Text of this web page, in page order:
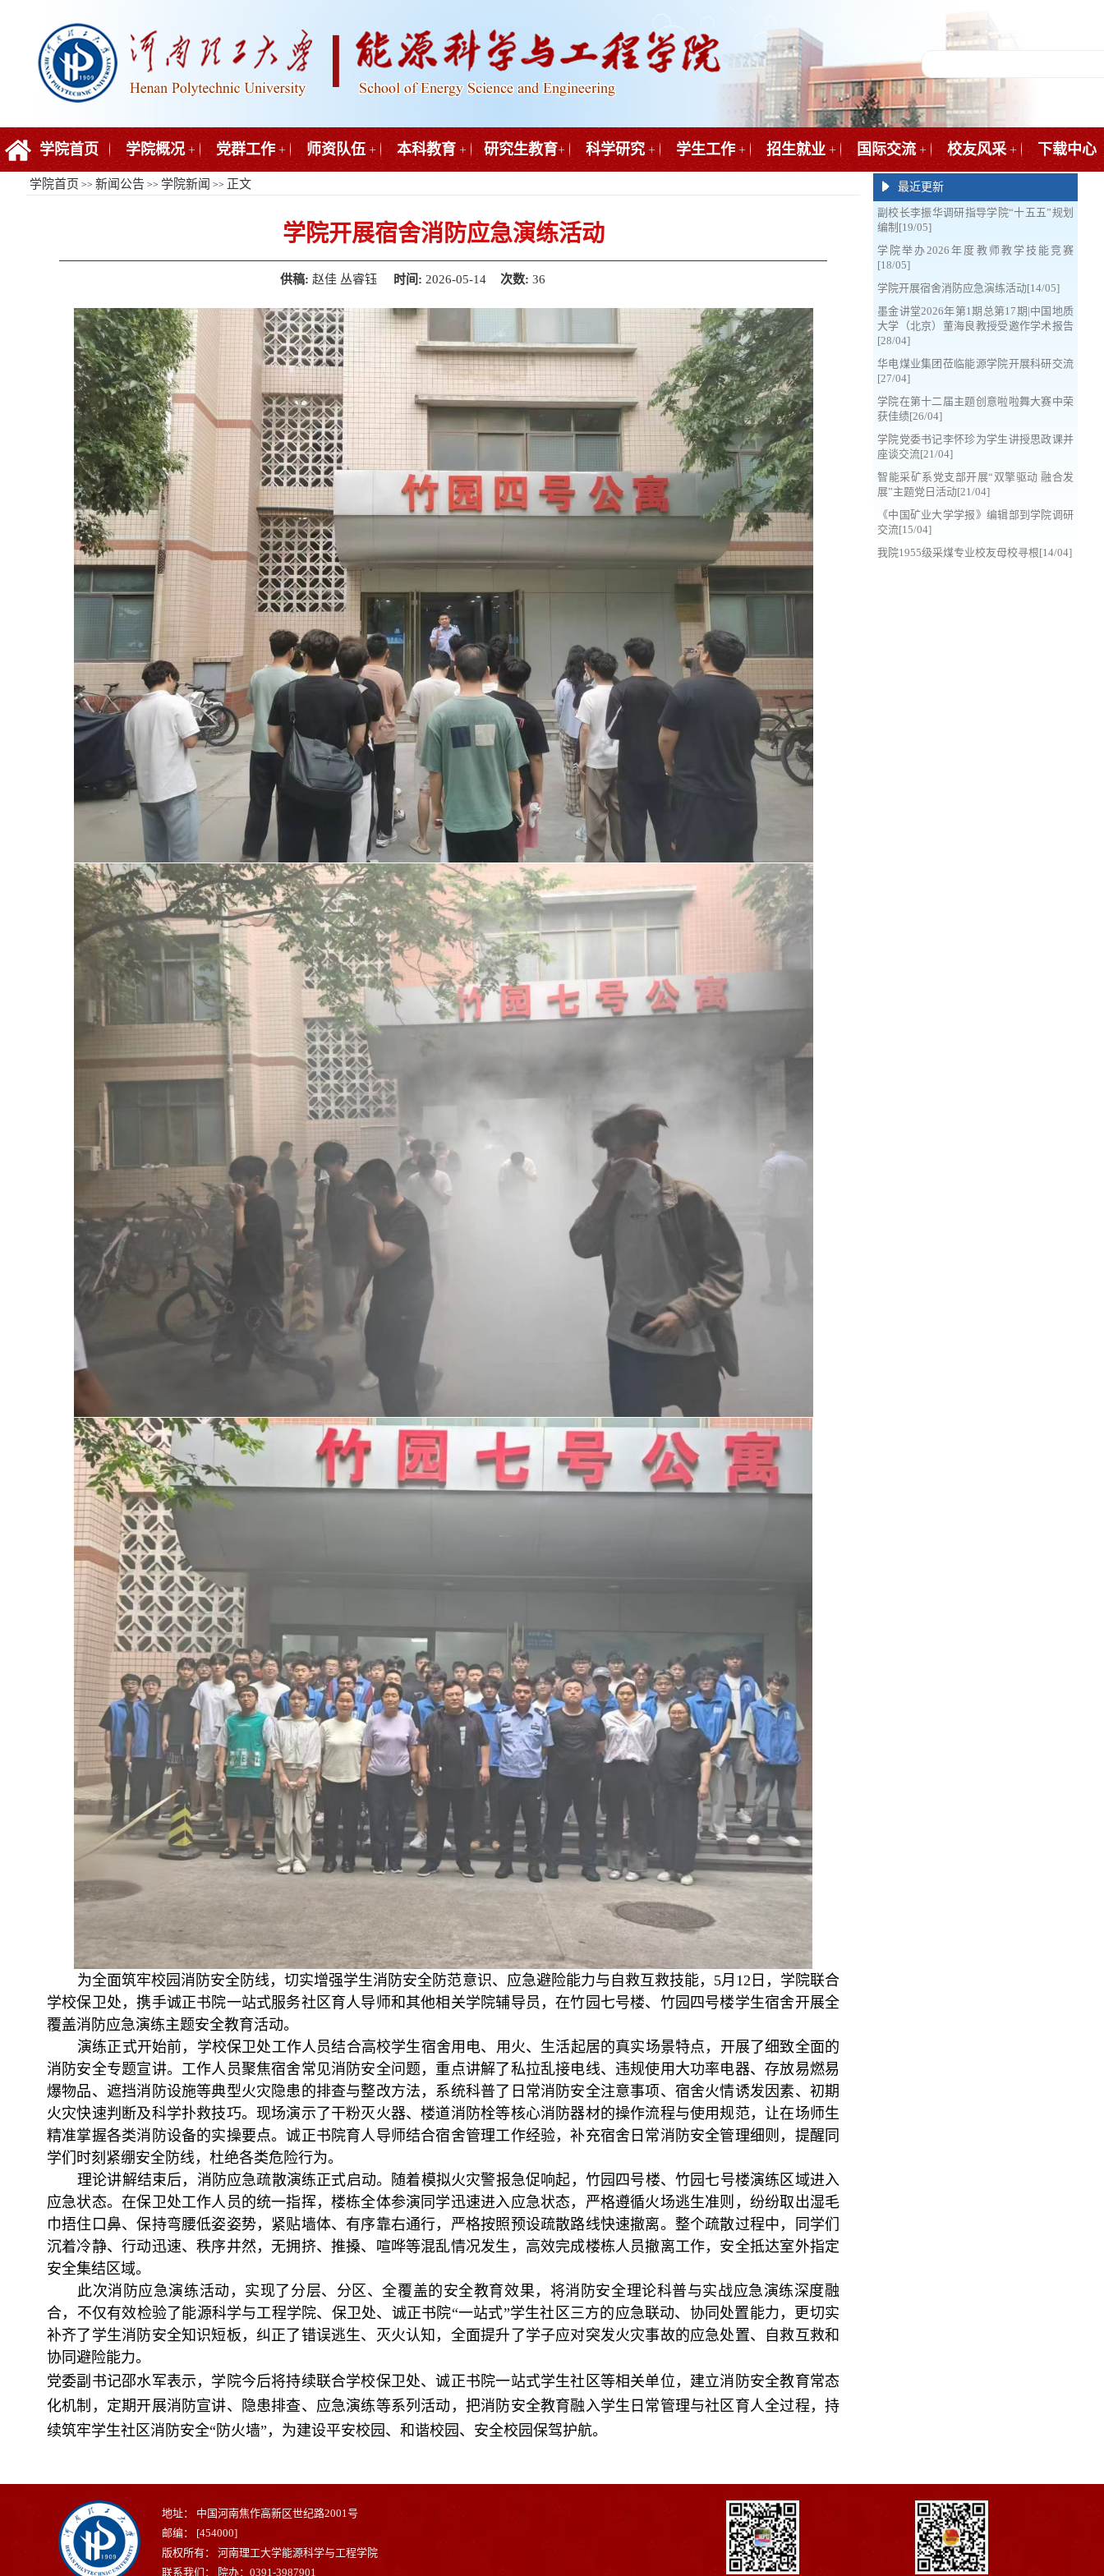
学院首页 学院概况 + 党群工作 + 师资队伍 + 本科教育 + 研究生教育+ 科学研究 + 学生工作 + 招生就业 + 国际交流 + 校友风采 + 下载中心
学院首页 >> 新闻公告 >> 学院新闻 >> 正文
学院开展宿舍消防应急演练活动
供稿: 赵佳 丛睿钰 时间: 2026-05-14 次数: 36
为全面筑牢校园消防安全防线，切实增强学生消防安全防范意识、应急避险能力与自救互救技能，5月12日，学院联合
学校保卫处，携手诚正书院一站式服务社区育人导师和其他相关学院辅导员，在竹园七号楼、竹园四号楼学生宿舍开展全
覆盖消防应急演练主题安全教育活动。
演练正式开始前，学校保卫处工作人员结合高校学生宿舍用电、用火、生活起居的真实场景特点，开展了细致全面的
消防安全专题宣讲。工作人员聚焦宿舍常见消防安全问题，重点讲解了私拉乱接电线、违规使用大功率电器、存放易燃易
爆物品、遮挡消防设施等典型火灾隐患的排查与整改方法，系统科普了日常消防安全注意事项、宿舍火情诱发因素、初期
火灾快速判断及科学扑救技巧。现场演示了干粉灭火器、楼道消防栓等核心消防器材的操作流程与使用规范，让在场师生
精准掌握各类消防设备的实操要点。诚正书院育人导师结合宿舍管理工作经验，补充宿舍日常消防安全管理细则，提醒同
学们时刻紧绷安全防线，杜绝各类危险行为。
理论讲解结束后，消防应急疏散演练正式启动。随着模拟火灾警报急促响起，竹园四号楼、竹园七号楼演练区域进入
应急状态。在保卫处工作人员的统一指挥，楼栋全体参演同学迅速进入应急状态，严格遵循火场逃生准则，纷纷取出湿毛
巾捂住口鼻、保持弯腰低姿姿势，紧贴墙体、有序靠右通行，严格按照预设疏散路线快速撤离。整个疏散过程中，同学们
沉着冷静、行动迅速、秩序井然，无拥挤、推搡、喧哗等混乱情况发生，高效完成楼栋人员撤离工作，安全抵达室外指定
安全集结区域。
此次消防应急演练活动，实现了分层、分区、全覆盖的安全教育效果，将消防安全理论科普与实战应急演练深度融
合，不仅有效检验了能源科学与工程学院、保卫处、诚正书院“一站式”学生社区三方的应急联动、协同处置能力，更切实
补齐了学生消防安全知识短板，纠正了错误逃生、灭火认知，全面提升了学子应对突发火灾事故的应急处置、自救互救和
协同避险能力。
党委副书记邵水军表示，学院今后将持续联合学校保卫处、诚正书院一站式学生社区等相关单位，建立消防安全教育常态
化机制，定期开展消防宣讲、隐患排查、应急演练等系列活动，把消防安全教育融入学生日常管理与社区育人全过程，持
续筑牢学生社区消防安全“防火墙”，为建设平安校园、和谐校园、安全校园保驾护航。
最近更新
副校长李振华调研指导学院“十五五”规划
编制[19/05]
学院举办2026年度教师教学技能竞赛
[18/05]
学院开展宿舍消防应急演练活动[14/05]
墨金讲堂2026年第1期总第17期|中国地质
大学（北京）董海良教授受邀作学术报告
[28/04]
华电煤业集团莅临能源学院开展科研交流
[27/04]
学院在第十二届主题创意啦啦舞大赛中荣
获佳绩[26/04]
学院党委书记李怀珍为学生讲授思政课并
座谈交流[21/04]
智能采矿系党支部开展“双擎驱动 融合发
展”主题党日活动[21/04]
《中国矿业大学学报》编辑部到学院调研
交流[15/04]
我院1955级采煤专业校友母校寻根[14/04]
地址： 中国河南焦作高新区世纪路2001号
邮编： [454000]
版权所有： 河南理工大学能源科学与工程学院
联系我们： 院办：0391-3987901